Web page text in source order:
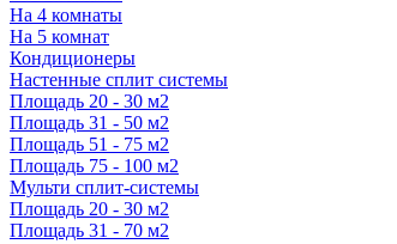
На 4 комнаты
На 5 комнат
Кондиционеры
Настенные сплит системы
Площадь 20 - 30 м2
Площадь 31 - 50 м2
Площадь 51 - 75 м2
Площадь 75 - 100 м2
Мульти сплит-системы
Площадь 20 - 30 м2
Площадь 31 - 70 м2